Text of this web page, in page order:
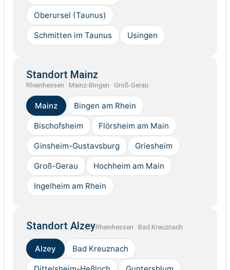
Oberursel (Taunus)
Schmitten im Taunus Usingen
Standort Mainz
Rheinhessen · Mainz-Bingen · Groß-Gerau
Mainz Bingen am Rhein
Bischofsheim Flörsheim am Main
Ginsheim-Gustavsburg Griesheim
Groß-Gerau Hochheim am Main
Ingelheim am Rhein
Standort AlzeyRheinhessen · Bad Kreuznach
Alzey Bad Kreuznach